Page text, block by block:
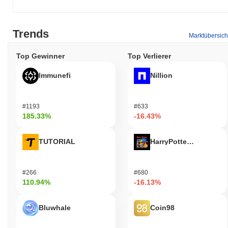
Trends
Top Gewinner
Immunefi
#1193
185.33%
TUTORIAL
#266
110.94%
Bluwhale
Top Verlierer
Nillion
#633
-16.43%
#680
-16.13%
Coin98